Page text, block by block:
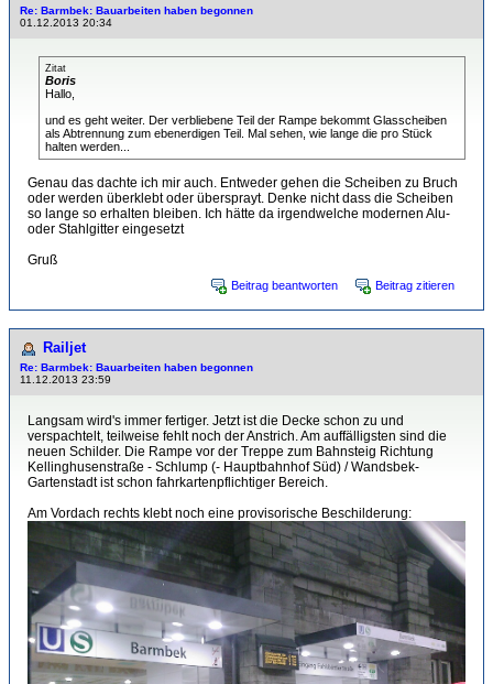
Re: Barmbek: Bauarbeiten haben begonnen
01.12.2013 20:34
Zitat
Boris
Hallo,
und es geht weiter. Der verbliebene Teil der Rampe bekommt Glasscheiben
als Abtrennung zum ebenerdigen Teil. Mal sehen, wie lange die pro Stück
halten werden...
Genau das dachte ich mir auch. Entweder gehen die Scheiben zu Bruch
oder werden überklebt oder übersprayt. Denke nicht dass die Scheiben
so lange so erhalten bleiben. Ich hätte da irgendwelche modernen Alu-
oder Stahlgitter eingesetzt
Gruß
Beitrag beantworten Beitrag zitieren
Railjet
Re: Barmbek: Bauarbeiten haben begonnen
11.12.2013 23:59
Langsam wird's immer fertiger. Jetzt ist die Decke schon zu und
verspachtelt, teilweise fehlt noch der Anstrich. Am auffälligsten sind die
neuen Schilder. Die Rampe vor der Treppe zum Bahnsteig Richtung
Kellinghusenstraße - Schlump (- Hauptbahnhof Süd) / Wandsbek-
Gartenstadt ist schon fahrkartenpflichtiger Bereich.
Am Vordach rechts klebt noch eine provisorische Beschilderung: